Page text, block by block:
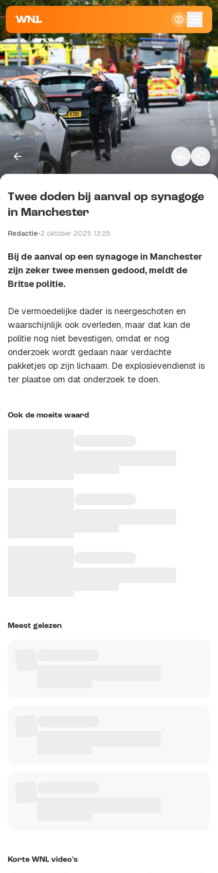
Standaard
Kopieer link
Twee doden bij aanval op synagoge
in Manchester
Redactie•2 oktober 2025 13:25
Bij de aanval op een synagoge in Manchester
zijn zeker twee mensen gedood, meldt de
Britse politie.
De vermoedelijke dader is neergeschoten en
waarschijnlijk ook overleden, maar dat kan de
politie nog niet bevestigen, omdat er nog
onderzoek wordt gedaan naar verdachte
pakketjes op zijn lichaam. De explosievendienst is
ter plaatse om dat onderzoek te doen.
Ook de moeite waard
Meest gelezen
Korte WNL video's